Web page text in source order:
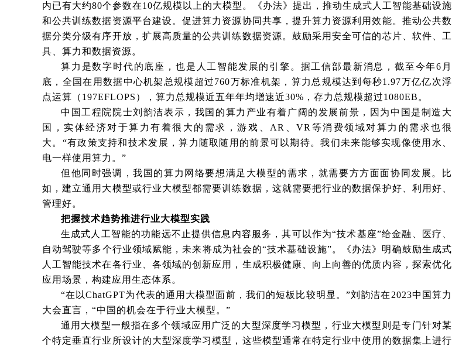
内已有大约80个参数在10亿规模以上的大模型。《办法》提出，推动生成式人工智能基础设施
和公共训练数据资源平台建设。促进算力资源协同共享，提升算力资源利用效能。推动公共数
据分类分级有序开放，扩展高质量的公共训练数据资源。鼓励采用安全可信的芯片、软件、工
具、算力和数据资源。
算力是数字时代的底座，也是人工智能发展的引擎。据工信部最新消息，截至今年6月
底，全国在用数据中心机架总规模超过760万标准机架，算力总规模达到每秒1.97万亿亿次浮
点运算（197EFLOPS），算力总规模近五年年均增速近30%，存力总规模超过1080EB。
中国工程院院士刘韵洁表示，我国的算力产业有着广阔的发展前景，因为中国是制造大
国，实体经济对于算力有着很大的需求，游戏、AR、VR等消费领域对算力的需求也很
大。“有政策支持和技术发展，算力随取随用的前景可以期待。我们未来能够实现像使用水、
电一样使用算力。”
但他同时强调，我国的算力网络要想满足大模型的需求，就需要方方面面协同发展。比
如，建立通用大模型或行业大模型都需要训练数据，这就需要把行业的数据保护好、利用好、
管理好。
把握技术趋势推进行业大模型实践
生成式人工智能的功能远不止提供信息内容服务，其可以作为“技术基座”给金融、医疗、
自动驾驶等多个行业领域赋能，未来将成为社会的“技术基础设施”。《办法》明确鼓励生成式
人工智能技术在各行业、各领域的创新应用，生成积极健康、向上向善的优质内容，探索优化
应用场景，构建应用生态体系。
“在以ChatGPT为代表的通用大模型面前，我们的短板比较明显。”刘韵洁在2023中国算力
大会直言，“中国的机会在于行业大模型。”
通用大模型一般指在多个领域应用广泛的大型深度学习模型，行业大模型则是专门针对某
个特定垂直行业所设计的大型深度学习模型，这些模型通常在特定行业中使用的数据集上进行